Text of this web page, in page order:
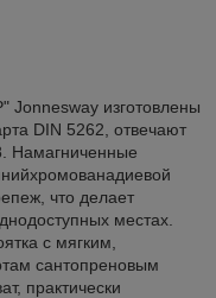
Jonnesway изготовлены
DIN 5262, отвечают
Намагниченные
что делает
местах.
с мягким,
сантопреновым
практически